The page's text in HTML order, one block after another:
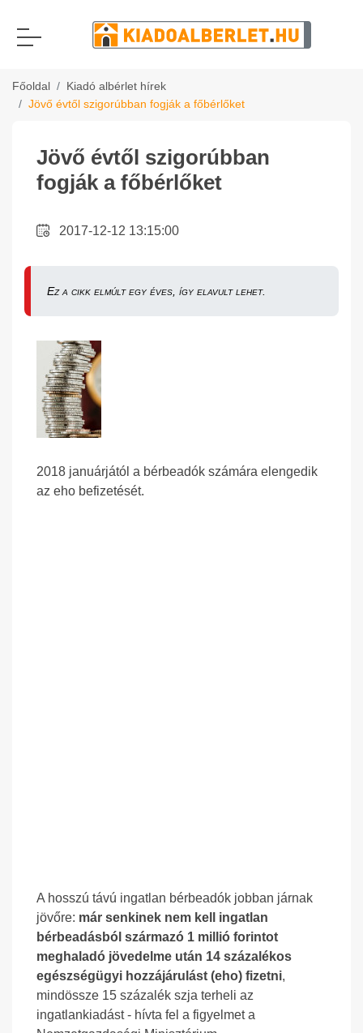
Főoldal
Kiadó albérlet hírek
Jövő évtől szigorúbban fogják a főbérlőket
Jövő évtől szigorúbban
fogják a főbérlőket
2017-12-12 13:15:00
Ez a cikk elmúlt egy éves, így elavult lehet.
2018 januárjától a bérbeadók számára elengedik
az eho befizetését.
A hosszú távú ingatlan bérbeadók jobban járnak
jövőre: már senkinek nem kell ingatlan
bérbeadásból származó 1 millió forintot
meghaladó jövedelme után 14 százalékos
egészségügyi hozzájárulást (eho) fizetni,
mindössze 15 százalék szja terheli az
ingatlankiadást - hívta fel a figyelmet a